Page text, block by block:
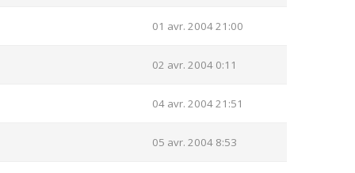
01 avr. 2004 21:00
02 avr. 2004 0:11
04 avr. 2004 21:51
05 avr. 2004 8:53